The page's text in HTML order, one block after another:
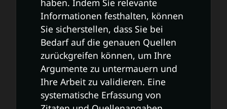
haben. Indem Sie relevante
Informationen festhalten, können
Sie sicherstellen, dass Sie bei
Bedarf auf die genauen Quellen
zurückgreifen können, um Ihre
Argumente zu untermauern und
Ihre Arbeit zu validieren. Eine
systematische Erfassung von